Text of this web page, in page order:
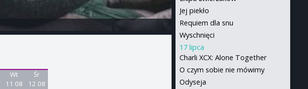
Wt
11 08
Śr
12 08
Jej piekło
Requiem dla snu
Wyschnięci
17 lipca
Charli XCX: Alone Together
O czym sobie nie mówimy
Odyseja